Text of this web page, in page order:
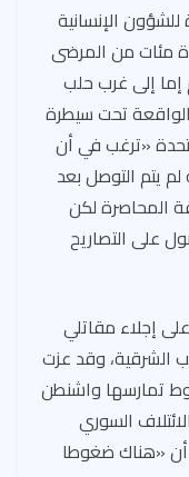
للشؤون الإنسانية
مئات من المرضى
إما إلى غرب حلب
تحت سيطرة
«ترغب في أن
يتم التوصل بعد
المحاصرة لكن
على التصاريح
إجلاء مقاتلي
الشرقية، وقد عزت
تمارسها واشنطن
السوري
أن «هناك ضغوطا